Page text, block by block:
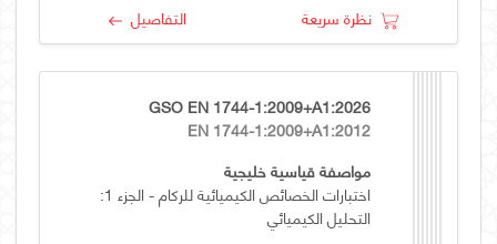
نظرة سريعة التفاصيل
GSO EN 1744-1:2009+A1:2026
EN 1744-1:2009+A1:2012
مواصفة قياسية خليجية
اختبارات الخصائص الكيميائية للركام - الجزء 1:
التحليل الكيميائي